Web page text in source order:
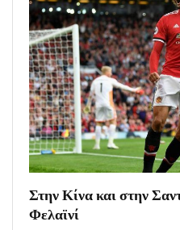
Στην Κίνα και στην
Φελαϊνί